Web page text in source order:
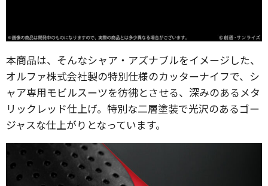
本商品は、そんなシャア・アズナブルをイメージした、
オルファ株式会社製の特別仕様のカッターナイフで、シ
ャア専用モビルスーツを彷彿とさせる、深みのあるメタ
リックレッド仕上げ。特別な二層塗装で光沢のあるゴー
ジャスな仕上がりとなっています。